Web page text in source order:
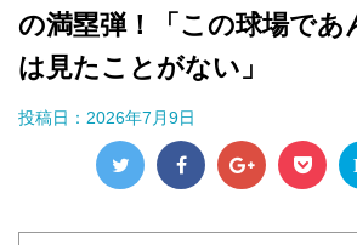
の満塁弾！「この球場であ
は見たことがない」
投稿日： 2026年7月9日